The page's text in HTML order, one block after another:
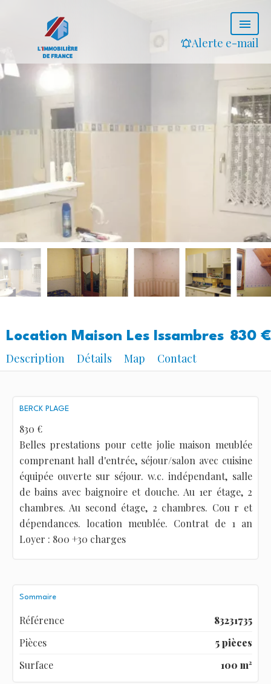
Alerte e-mail
Location Maison Les Issambres 830 €
Description
Détails Map Contact
BERCK PLAGE
830 €
Belles prestations pour cette jolie maison meublée
comprenant hall d'entrée, séjour/salon avec cuisine
équipée ouverte sur séjour. w.c. indépendant, salle
de bains avec baignoire et douche. Au 1er étage, 2
chambres. Au second étage, 2 chambres. Cou r et
dépendances. location meublée. Contrat de 1 an
Loyer : 800 +30 charges
Sommaire
Référence
83231735
Pièces
5 pièces
Surface
100 m²